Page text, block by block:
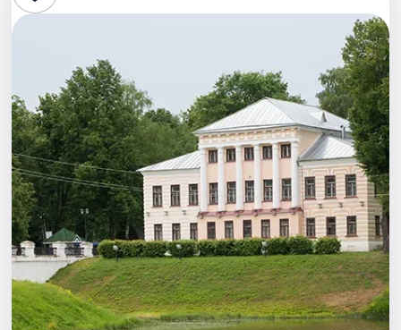
Стендап
Квесты
Экскурсии
События
Города
Площадки
Артисты